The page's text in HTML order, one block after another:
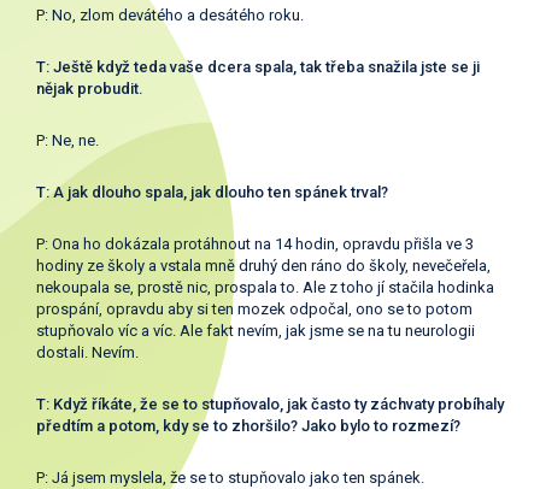
P: No, zlom devátého a desátého roku.
T: Ještě když teda vaše dcera spala, tak třeba snažila jste se ji
nějak probudit.
P: Ne, ne.
T: A jak dlouho spala, jak dlouho ten spánek trval?
P: Ona ho dokázala protáhnout na 14 hodin, opravdu přišla ve 3
hodiny ze školy a vstala mně druhý den ráno do školy, nevečeřela,
nekoupala se, prostě nic, prospala to. Ale z toho jí stačila hodinka
prospání, opravdu aby si ten mozek odpočal, ono se to potom
stupňovalo víc a víc. Ale fakt nevím, jak jsme se na tu neurologii
dostali. Nevím.
T: Když říkáte, že se to stupňovalo, jak často ty záchvaty probíhaly
předtím a potom, kdy se to zhoršilo? Jako bylo to rozmezí?
P: Já jsem myslela, že se to stupňovalo jako ten spánek.